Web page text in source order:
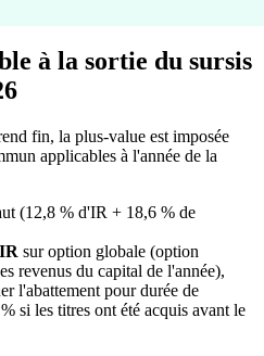
à la sortie du sursis
fin, la plus-value est imposée
applicables à l'année de la
(12,8 % d'IR + 18,6 % de
sur option globale (option
revenus du capital de l'année),
l'abattement pour durée de
si les titres ont été acquis avant le